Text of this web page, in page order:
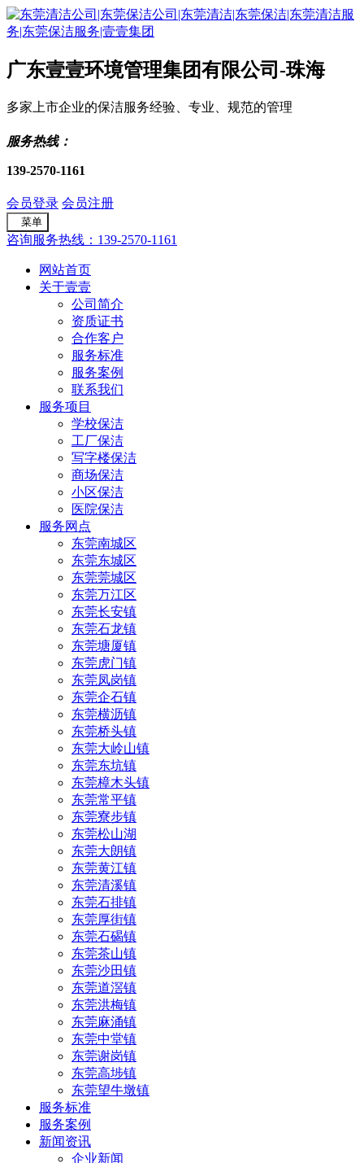
广东壹壹环境管理集团有限公司-珠海
多家上市企业的保洁服务经验、专业、规范的管理
服务热线：
139-2570-1161
会员登录 会员注册
菜单
咨询服务热线：139-2570-1161
网站首页
关于壹壹
公司简介
资质证书
合作客户
服务标准
服务案例
联系我们
服务项目
学校保洁
工厂保洁
写字楼保洁
商场保洁
小区保洁
医院保洁
服务网点
东莞南城区
东莞东城区
东莞莞城区
东莞万江区
东莞长安镇
东莞石龙镇
东莞塘厦镇
东莞虎门镇
东莞凤岗镇
东莞企石镇
东莞横沥镇
东莞桥头镇
东莞大岭山镇
东莞东坑镇
东莞樟木头镇
东莞常平镇
东莞寮步镇
东莞松山湖
东莞大朗镇
东莞黄江镇
东莞清溪镇
东莞石排镇
东莞厚街镇
东莞石碣镇
东莞茶山镇
东莞沙田镇
东莞道滘镇
东莞洪梅镇
东莞麻涌镇
东莞中堂镇
东莞谢岗镇
东莞高埗镇
东莞望牛墩镇
服务标准
服务案例
新闻资讯
企业新闻